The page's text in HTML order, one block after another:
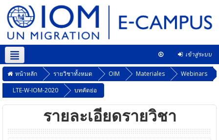
เข้าสู่ระบบ
Thai ‎(th)‎ หลักสูตรนี้
หน้าหลัก รายวิชาทั้งหมด OIM Materiales
Webinars
LTE-W-IOM-2020
บทคัดย่อ
รายละเอียดรายวิชา